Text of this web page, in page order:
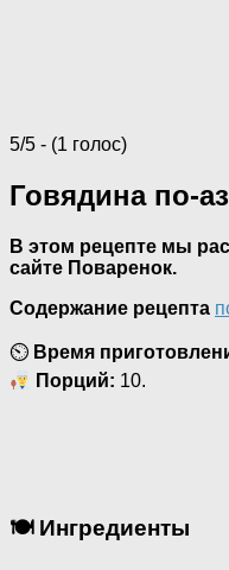
5/5 - (1 голос)
Говядина по-
В этом рецепте мы
сайте Поваренок.
Содержание рецепта
⏲ Время
Порций: 10.
🍽 Ингредиенты